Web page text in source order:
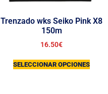
Trenzado wks Seiko Pink X8
150m
16.50€
SELECCIONAR OPCIONES